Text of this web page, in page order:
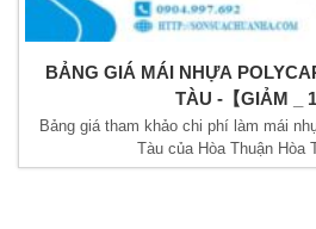
BẢNG GIÁ MÁI NHỰA
TÀU -【GIẢM _
Bảng giá tham khảo chi phí làm mái
Tàu của Hòa Thuận Hòa